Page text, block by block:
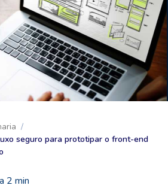
seguro para prototipar o front-end
2 min